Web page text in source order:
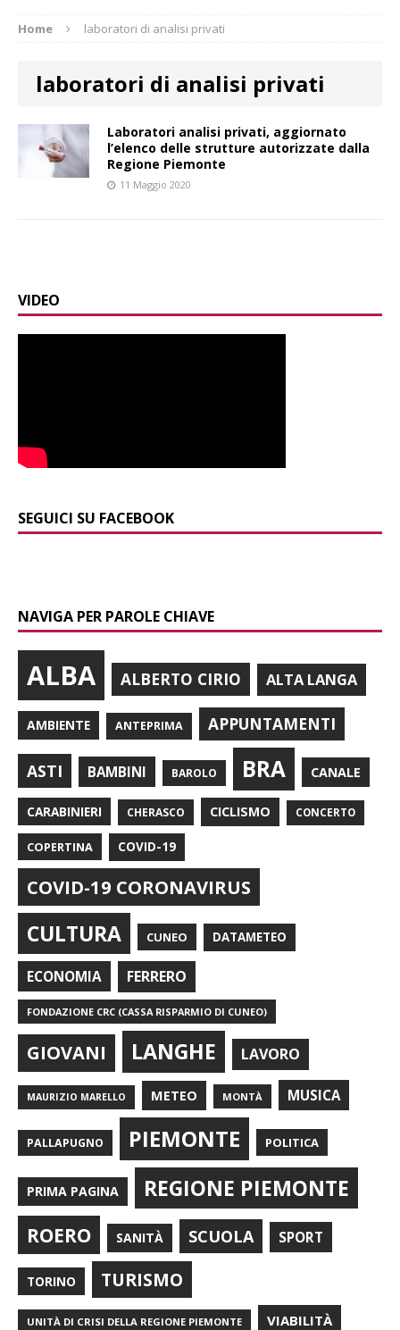
Home laboratori di analisi privati
laboratori di analisi privati
Laboratori analisi privati, aggiornato
l’elenco delle strutture autorizzate dalla
Regione Piemonte
11 Maggio 2020
VIDEO
SEGUICI SU FACEBOOK
NAVIGA PER PAROLE CHIAVE
ALBA ALBERTO CIRIO ALTA LANGA
AMBIENTE ANTEPRIMA APPUNTAMENTI
ASTI BAMBINI BAROLO BRA CANALE
CARABINIERI CHERASCO CICLISMO CONCERTO
COPERTINA COVID-19
COVID-19 CORONAVIRUS
CULTURA CUNEO DATAMETEO
ECONOMIA FERRERO
FONDAZIONE CRC (CASSA RISPARMIO DI CUNEO)
GIOVANI LANGHE LAVORO
MAURIZIO MARELLO METEO MONTÀ MUSICA
PALLAPUGNO PIEMONTE POLITICA
PRIMA PAGINA REGIONE PIEMONTE
ROERO SANITÀ SCUOLA SPORT
TORINO TURISMO
UNITÀ DI CRISI DELLA REGIONE PIEMONTE VIABILITÀ